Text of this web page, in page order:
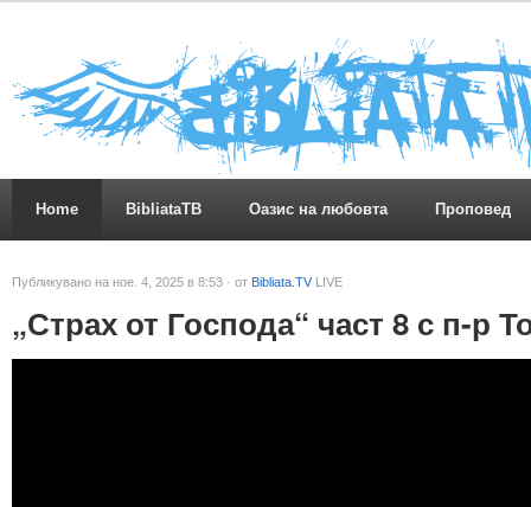
Home BibliataTB Оазис на любовта Проповед
Публикувано на ное. 4, 2025 в 8:53 · от Bibliata.TV LIVE
„Страх от Господа“ част 8 с п-р